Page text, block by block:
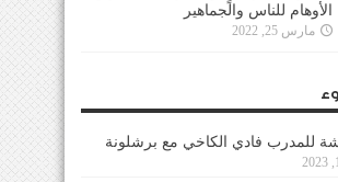
الأوهام للناس والجماهير
مارس 25, 2022
للمدرب فادي الكاخي مع برشلونة